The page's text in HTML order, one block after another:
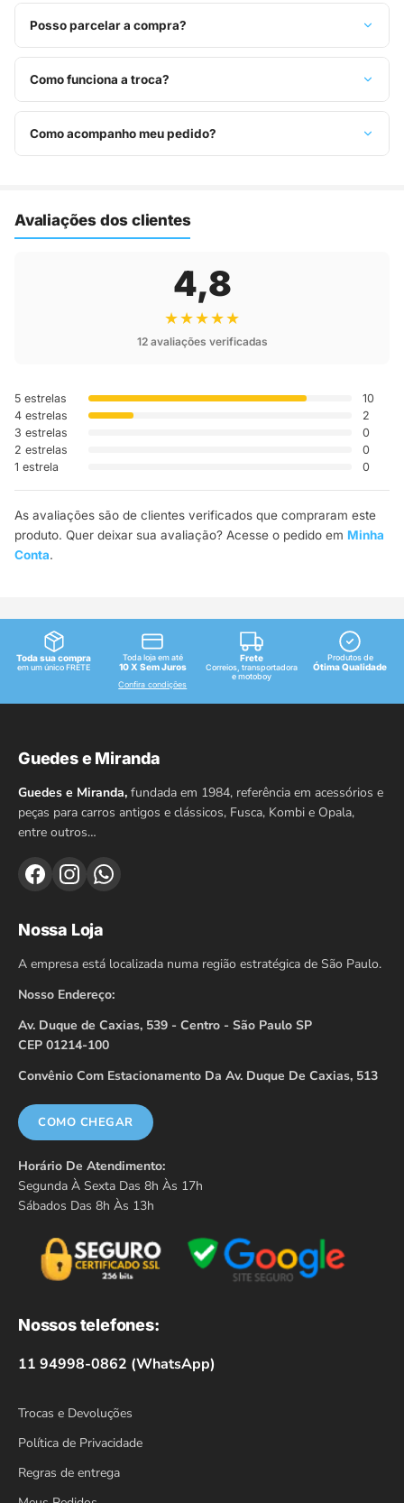
Posso parcelar a compra?
Sim, parcelamos em até 10x sem juros no cartão de crédito,
ou pague à vista no Pix com 8% de desconto.
Como funciona a troca?
Você tem 7 dias após o recebimento para solicitar troca.
Basta entrar em contato pelo WhatsApp ou e-mail.
Como acompanho meu pedido?
Avaliações dos clientes
4,8
★★★★★
12 avaliações verificadas
5 estrelas
10
4 estrelas
2
3 estrelas
0
2 estrelas
0
1 estrela
0
As avaliações são de clientes verificados que compraram este
produto. Quer deixar sua avaliação? Acesse o pedido em Minha
Conta.
Toda sua compra
em um único FRETE
Toda loja em até
10 X Sem Juros
Confira condições
Frete
Correios, transportadora
e motoboy
Produtos de
Ótima Qualidade
Guedes e Miranda
Guedes e Miranda, fundada em 1984, referência em acessórios e
peças para carros antigos e clássicos, Fusca, Kombi e Opala,
entre outros…
Nossa Loja
A empresa está localizada numa região estratégica de São Paulo.
Nosso Endereço:
Av. Duque de Caxias, 539 - Centro - São Paulo SP
CEP 01214-100
Convênio Com Estacionamento Da Av. Duque De Caxias, 513
COMO CHEGAR
Horário De Atendimento:
Segunda À Sexta Das 8h Às 17h
Sábados Das 8h Às 13h
Nossos telefones:
11 94998-0862 (WhatsApp)
Trocas e Devoluções
Política de Privacidade
Regras de entrega